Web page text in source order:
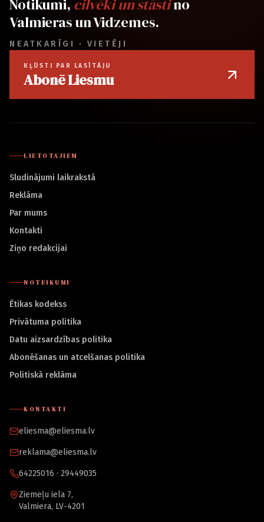
Notikumi, cilvēki un stāstino
Valmieras un Vidzemes.
NEATKARĪGI · VIETĒJI
KĻŪSTI PAR LASĪTĀJU
Abonē Liesmu
LIETOTĀJIEM
Sludinājumi laikrakstā
Reklāma
Par mums
Kontakti
Ziņo redakcijai
NOTEIKUMI
Ētikas kodekss
Privātuma politika
Datu aizsardzības politika
Abonēšanas un atcelšanas politika
Politiskā reklāma
KONTAKTI
eliesma@eliesma.lv
reklama@eliesma.lv
64225016 · 29449035
Ziemeļu iela 7,
Valmiera, LV-4201